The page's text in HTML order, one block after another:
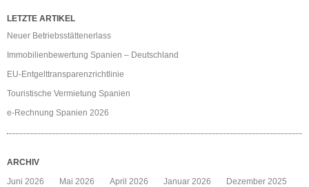
LETZTE ARTIKEL
Neuer Betriebsstättenerlass
Immobilienbewertung Spanien – Deutschland
EU-Entgelttransparenzrichtlinie
Touristische Vermietung Spanien
e-Rechnung Spanien 2026
ARCHIV
Juni 2026
Mai 2026 April 2026 Januar 2026
Dezember 2025